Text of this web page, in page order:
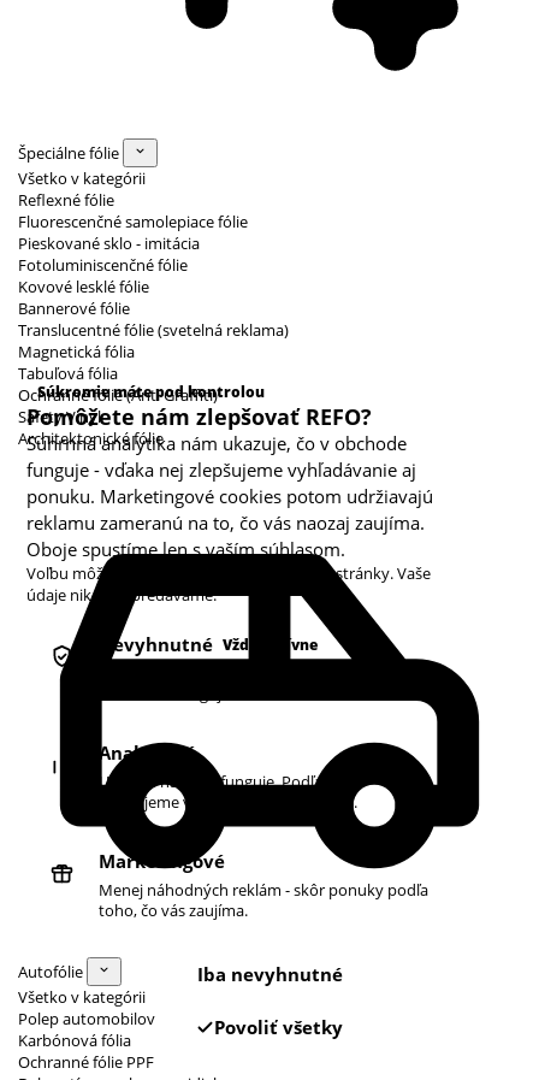
Špeciálne fólie
Všetko v kategórii
Reflexné fólie
Fluorescenčné samolepiace fólie
Pieskované sklo - imitácia
Fotoluminiscenčné fólie
Kovové lesklé fólie
Bannerové fólie
Translucentné fólie (svetelná reklama)
Magnetická fólia
Tabuľová fólia
Ochranné fólie (Anti Graffiti)
Safety Vinyl
Architektonické fólie
Autofólie
Všetko v kategórii
Polep automobilov
Karbónová fólia
Ochranné fólie PPF
Súkromie máte pod kontrolou
Pomôžete nám zlepšovať REFO?
Súhrnná analytika nám ukazuje, čo v obchode
funguje - vďaka nej zlepšujeme vyhľadávanie aj
ponuku. Marketingové cookies potom udržiavajú
reklamu zameranú na to, čo vás naozaj zaujíma.
Oboje spustíme len s vaším súhlasom.
Voľbu môžete kedykoľvek zmeniť v pätičke stránky. Vaše
údaje nikdy nepredávame.
Kategórie cookies
Nevyhnutné Vždy aktívne
Analytické
Ukazujú nám, čo funguje. Podľa toho
zlepšujeme vyhľadávanie aj ponuku.
Marketingové
Menej náhodných reklám - skôr ponuky podľa
toho, čo vás zaujíma.
Iba nevyhnutné
Povoliť všetky